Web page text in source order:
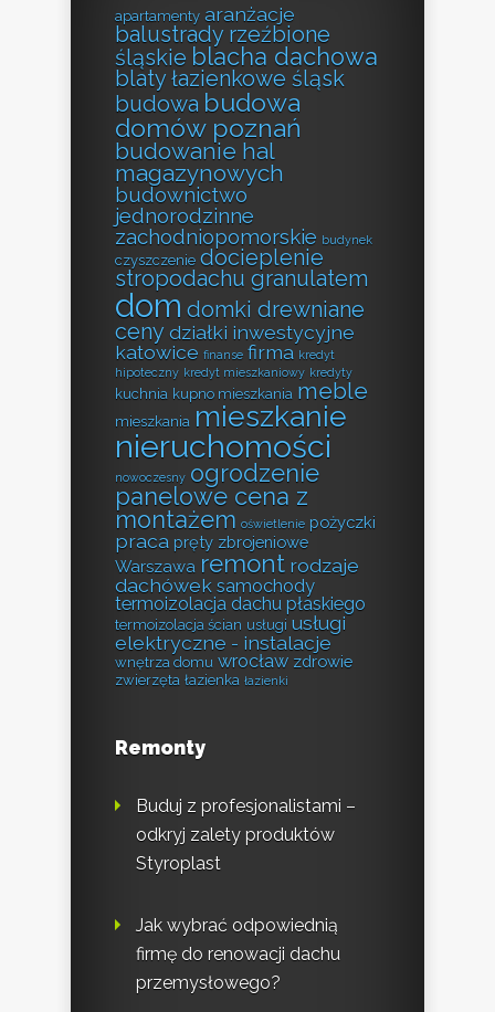
apartamenty aranżacje
balustrady rzeźbione
śląskie blacha dachowa
blaty łazienkowe śląsk
budowa budowa
domów poznań
budowanie hal
magazynowych
budownictwo
jednorodzinne
zachodniopomorskie budynek
czyszczenie docieplenie
stropodachu granulatem
dom domki drewniane
cenydziałki inwestycyjne
katowice finanse firma kredyt
hipoteczny kredyt mieszkaniowy kredyty
kuchnia kupno mieszkania meble
mieszkania mieszkanie
nieruchomości
nowoczesny ogrodzenie
panelowe cena z
montażem oświetlenie pożyczki
praca pręty zbrojeniowe
Warszawa remont rodzaje
dachówek samochody
termoizolacja dachu płaskiego
termoizolacja ścian usługi usługi
elektryczne - instalacje
wnętrza domu wrocław zdrowie
zwierzęta łazienka łazienki
Remonty
Buduj z profesjonalistami –
odkryj zalety produktów
Styroplast
Jak wybrać odpowiednią
firmę do renowacji dachu
przemysłowego?